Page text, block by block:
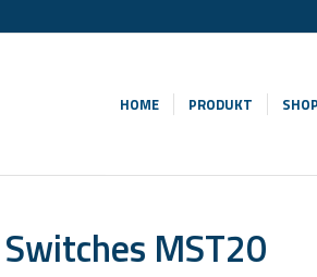
HOME PRODUKT SHOP
MST20